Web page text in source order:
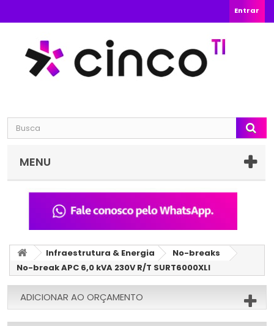
Entrar
MENU
Infraestrutura & Energia
No-breaks
No-break APC 6,0 kVA 230V R/T SURT6000XLI
ADICIONAR AO ORÇAMENTO